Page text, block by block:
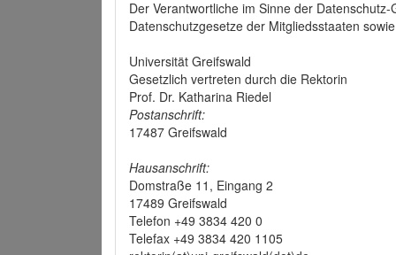
Der Verantwortliche im Sinne der
Datenschutzgesetze der Mitgliedsstaaten
Universität Greifswald
Gesetzlich vertreten durch die Rektorin
Prof. Dr. Katharina Riedel
Postanschrift:
17487 Greifswald
Hausanschrift:
Domstraße 11, Eingang 2
17489 Greifswald
Telefon +49 3834 420 0
Telefax +49 3834 420 1105